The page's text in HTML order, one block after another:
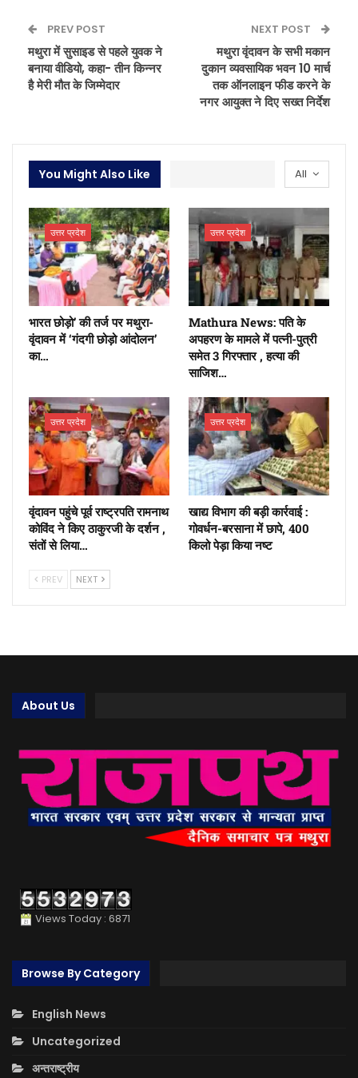
PREV POST
मथुरा में सुसाइड से पहले युवक ने
बनाया वीडियो, कहा- तीन किन्नर
है मेरी मौत के जिम्मेदार
NEXT POST
मथुरा वृंदावन के सभी मकान
दुकान व्यवसायिक भवन 10 मार्च
तक ऑनलाइन फीड करने के
नगर आयुक्त ने दिए सख्त निर्देश
All
You Might Also Like
उत्तर प्रदेश
भारत छोड़ो’ की तर्ज पर मथुरा-
वृंदावन में ‘गंदगी छोड़ो आंदोलन’
का…
उत्तर प्रदेश
Mathura News: पति के
अपहरण के मामले में पत्नी-पुत्री
समेत 3 गिरफ्तार , हत्या की
साजिश…
उत्तर प्रदेश
वृंदावन पहुंचे पूर्व राष्ट्रपति रामनाथ
कोविंद ने किए ठाकुरजी के दर्शन ,
संतों से लिया…
उत्तर प्रदेश
खाद्य विभाग की बड़ी कार्रवाई :
गोवर्धन-बरसाना में छापे, 400
किलो पेड़ा किया नष्ट
PREV NEXT
About Us
Views Today : 6871
Browse By Category
English News
Uncategorized
अन्तराष्ट्रीय